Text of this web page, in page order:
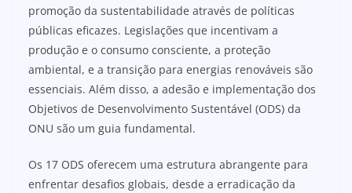
promoção da sustentabilidade através de políticas
públicas eficazes. Legislações que incentivam a
produção e o consumo consciente, a proteção
ambiental, e a transição para energias renováveis são
essenciais. Além disso, a adesão e implementação dos
Objetivos de Desenvolvimento Sustentável (ODS) da
ONU são um guia fundamental.
Os 17 ODS oferecem uma estrutura abrangente para
enfrentar desafios globais, desde a erradicação da